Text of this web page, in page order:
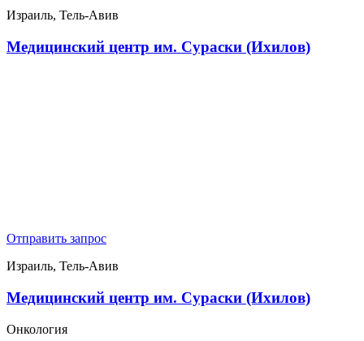
Израиль, Тель-Авив
Медицинский центр им. Сураски (Ихилов)
Отправить запрос
Израиль, Тель-Авив
Медицинский центр им. Сураски (Ихилов)
Онкология